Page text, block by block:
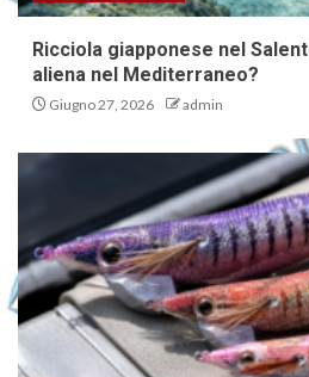
Ricciola giapponese nel
aliena nel Mediterraneo?
Giugno 27, 2026 admin